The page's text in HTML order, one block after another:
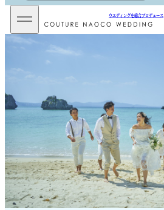
ウエディングを総合プロデュース
イ
ン
メ
開
閉